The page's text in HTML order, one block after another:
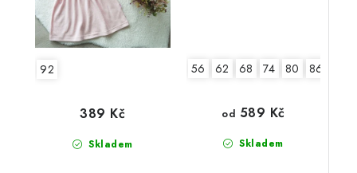
92
Skladem
389 Kč
56 62 68 74 80 86
Skladem
od 589 Kč